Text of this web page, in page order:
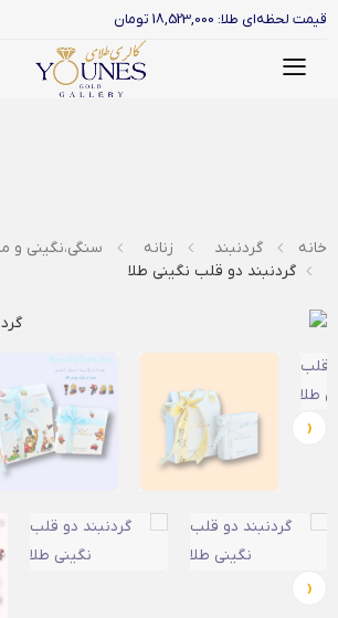
قیمت لحظه‌ای طلا: 18,523,000 تومان
خانه گردنبند زنانه
سنگی،نگینی و
گردنبند دو قلب نگینی طلا
‹
‹